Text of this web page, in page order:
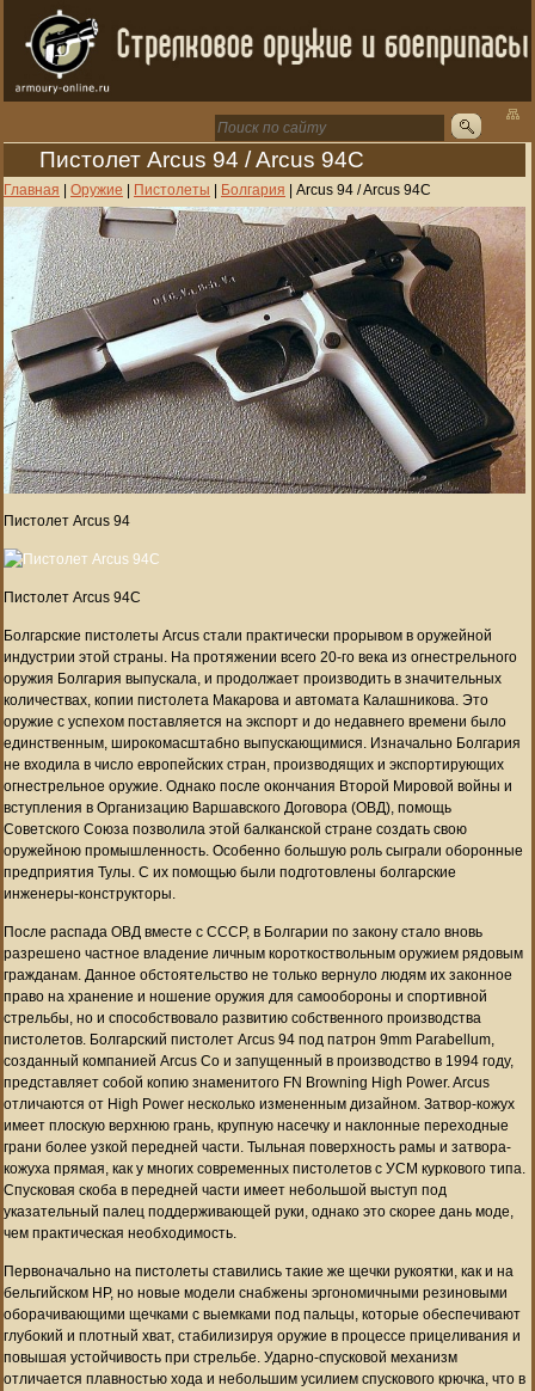
Пистолет Arcus 94 / Arcus 94C
Главная | Оружие | Пистолеты | Болгария | Arcus 94 / Arcus 94C
Пистолет Arcus 94
Пистолет Arcus 94C
Болгарские пистолеты Arcus стали практически прорывом в оружейной
индустрии этой страны. На протяжении всего 20-го века из огнестрельного
оружия Болгария выпускала, и продолжает производить в значительных
количествах, копии пистолета Макарова и автомата Калашникова. Это
оружие с успехом поставляется на экспорт и до недавнего времени было
единственным, широкомасштабно выпускающимися. Изначально Болгария
не входила в число европейских стран, производящих и экспортирующих
огнестрельное оружие. Однако после окончания Второй Мировой войны и
вступления в Организацию Варшавского Договора (ОВД), помощь
Советского Союза позволила этой балканской стране создать свою
оружейною промышленность. Особенно большую роль сыграли оборонные
предприятия Тулы. С их помощью были подготовлены болгарские
инженеры-конструкторы.
После распада ОВД вместе с СССР, в Болгарии по закону стало вновь
разрешено частное владение личным короткоствольным оружием рядовым
гражданам. Данное обстоятельство не только вернуло людям их законное
право на хранение и ношение оружия для самообороны и спортивной
стрельбы, но и способствовало развитию собственного производства
пистолетов. Болгарский пистолет Arcus 94 под патрон 9mm Parabellum,
созданный компанией Arcus Co и запущенный в производство в 1994 году,
представляет собой копию знаменитого FN Browning High Power. Arcus
отличаются от High Power несколько измененным дизайном. Затвор-кожух
имеет плоскую верхнюю грань, крупную насечку и наклонные переходные
грани более узкой передней части. Тыльная поверхность рамы и затвора-
кожуха прямая, как у многих современных пистолетов с УСМ куркового типа.
Спусковая скоба в передней части имеет небольшой выступ под
указательный палец поддерживающей руки, однако это скорее дань моде,
чем практическая необходимость.
Первоначально на пистолеты ставились такие же щечки рукоятки, как и на
бельгийском HP, но новые модели снабжены эргономичными резиновыми
оборачивающими щечками с выемками под пальцы, которые обеспечивают
глубокий и плотный хват, стабилизируя оружие в процессе прицеливания и
повышая устойчивость при стрельбе. Ударно-спусковой механизм
отличается плавностью хода и небольшим усилием спускового крючка, что в